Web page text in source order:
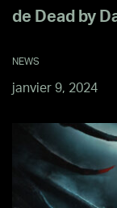
de Dead by
NEWS
janvier 9, 2024